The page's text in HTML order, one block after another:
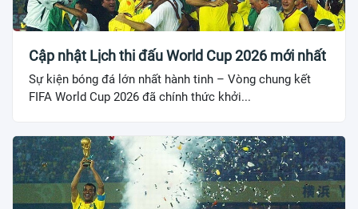
Cập nhật Lịch thi đấu World Cup 2026 mới nhất
Sự kiện bóng đá lớn nhất hành tinh – Vòng chung kết
FIFA World Cup 2026 đã chính thức khởi...